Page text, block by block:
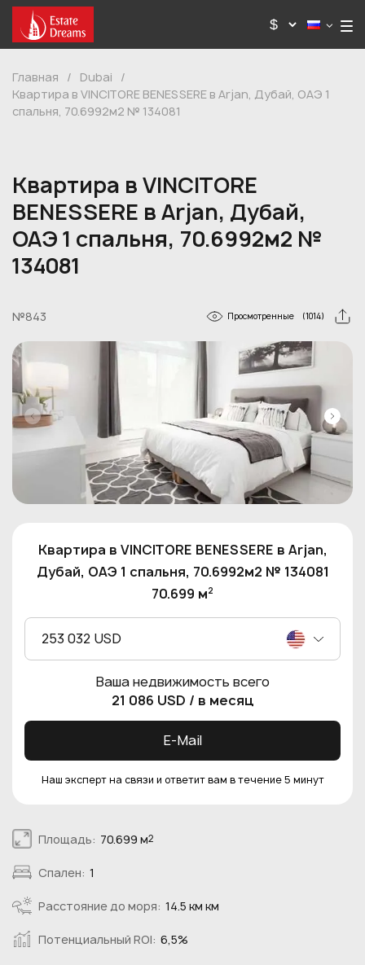
Главная / Dubai
/
Квартира в VINCITORE BENESSERE в Arjan, Дубай, ОАЭ 1
спальня, 70.6992м2 № 134081
Квартира в VINCITORE
BENESSERE в Arjan, Дубай,
ОАЭ 1 спальня, 70.6992м2 №
134081
№843 Просмотренные (1014)
Площадь: 70.699 м2
Спален: 1
Расстояние до моря: 14.5 км км
Потенциальный ROI: 6,5%
Квартира в VINCITORE BENESSERE в Arjan,
Дубай, ОАЭ 1 спальня, 70.6992м2 № 134081
70.699 м2
253 032 USD
Ваша недвижимость всего
21 086 USD / в месяц
E-Mail
Наш эксперт на связи и ответит вам в течение 5 минут